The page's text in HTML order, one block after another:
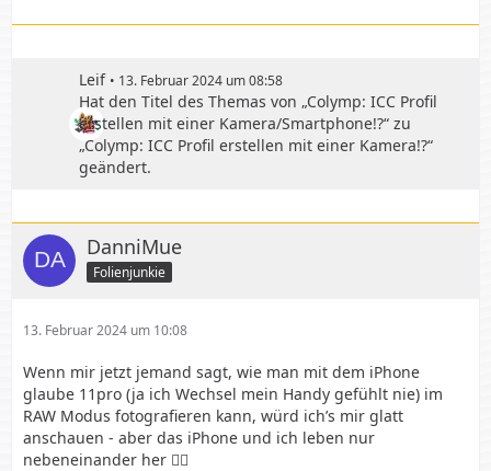
Leif 13. Februar 2024 um 08:58
Hat den Titel des Themas von „Colymp: ICC Profil
erstellen mit einer Kamera/Smartphone!?“ zu
„Colymp: ICC Profil erstellen mit einer Kamera!?“
geändert.
DanniMue
Folienjunkie
13. Februar 2024 um 10:08
Wenn mir jetzt jemand sagt, wie man mit dem iPhone
glaube 11pro (ja ich Wechsel mein Handy gefühlt nie) im
RAW Modus fotografieren kann, würd ich’s mir glatt
anschauen - aber das iPhone und ich leben nur
nebeneinander her 🤷‍♀️